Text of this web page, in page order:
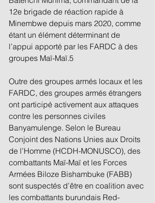
12e brigade de réaction rapide à
Minembwe depuis mars 2020, comme
étant un élément déterminant de
l’appui apporté par les FARDC à des
groupes Maï-Maï.5
Outre des groupes armés locaux et les
FARDC, des groupes armés étrangers
ont participé activement aux attaques
contre les personnes civiles
Banyamulenge. Selon le Bureau
Conjoint des Nations Unies aux Droits
de l’Homme (HCDH-MONUSCO), des
combattants Maï-Maï et les Forces
Armées Biloze Bishambuke (FABB)
sont suspectés d’être en coalition avec
les combattants burundais Red-